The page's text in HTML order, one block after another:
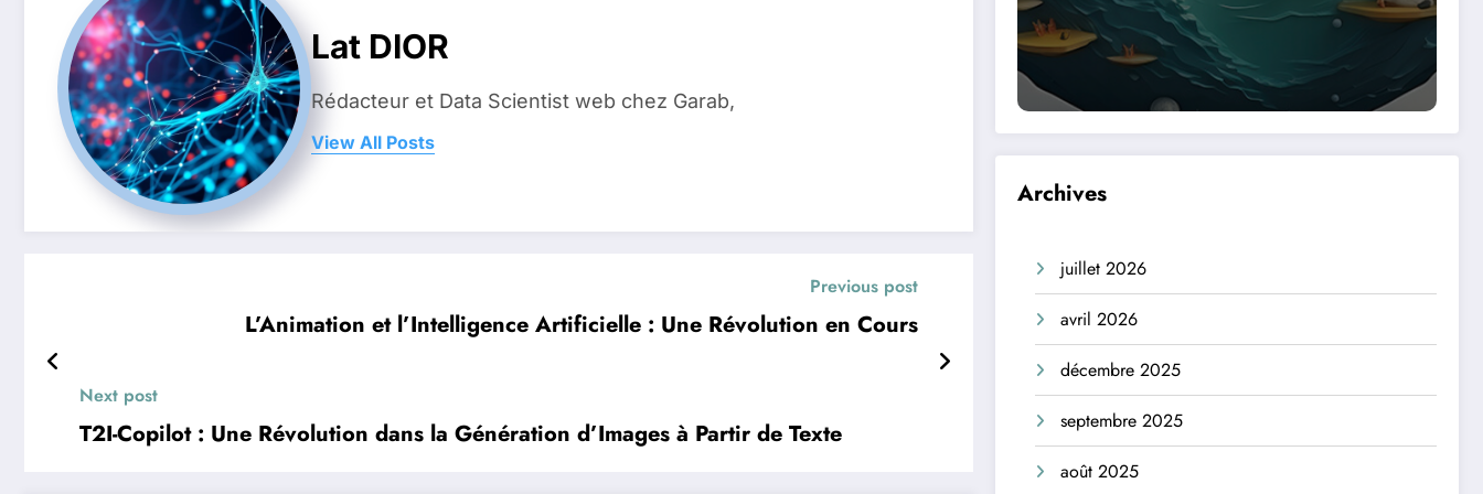
Lat DIOR
Rédacteur et Data Scientist web chez Garab,
View All Posts
Previous post
L’Animation et l’Intelligence Artificielle : Une Révolution en Cours
Next post
T2I-Copilot : Une Révolution dans la Génération d’Images à Partir de Texte
Archives
juillet 2026
avril 2026
décembre 2025
septembre 2025
août 2025